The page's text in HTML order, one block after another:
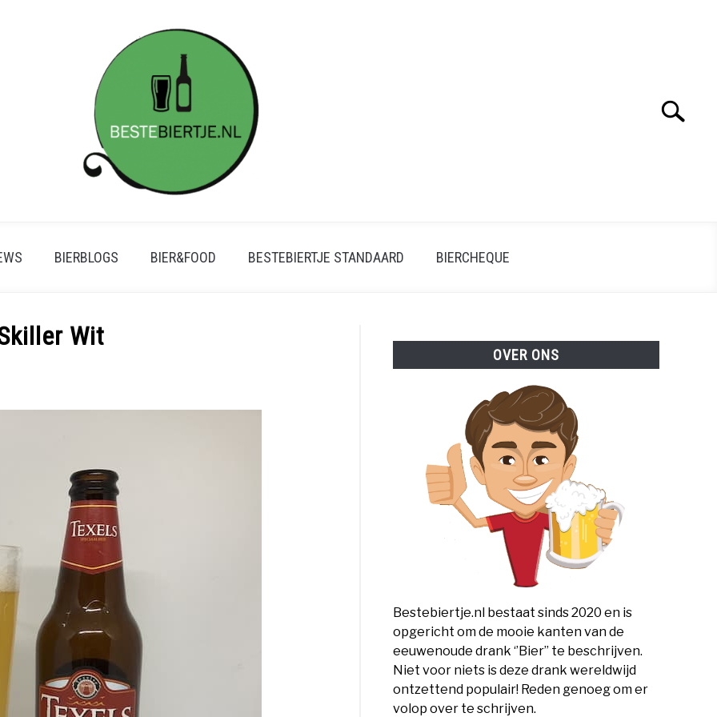
Search
BIERBLOGS BIER&FOOD BESTEBIERTJE STANDAARD BIERCHEQUE
Wit
OVER ONS
Bestebiertje.nl bestaat sinds 2020 en is
opgericht om de mooie kanten van de
eeuwenoude drank ‘’Bier’’ te beschrijven.
Niet voor niets is deze drank wereldwijd
ontzettend populair! Reden genoeg om er
volop over te schrijven.